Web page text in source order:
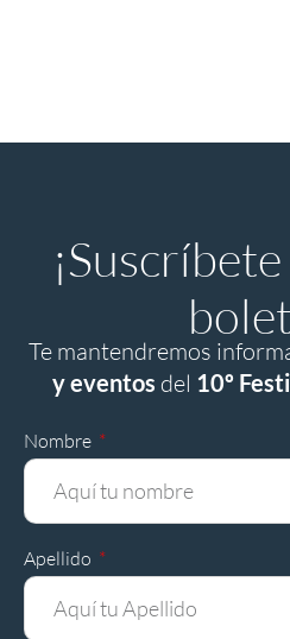
Te mantendremos
y eventos del 10º
Nombre
Apellido